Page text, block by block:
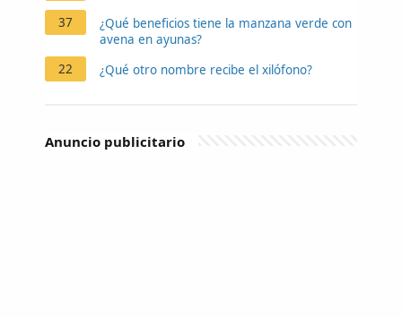
37
¿Qué beneficios tiene la manzana verde con
avena en ayunas?
22
¿Qué otro nombre recibe el xilófono?
Anuncio publicitario